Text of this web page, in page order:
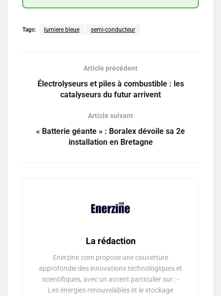
Tags: lumiere bleue semi-conducteur
Article précédent
Électrolyseurs et piles à combustible : les
catalyseurs du futur arrivent
Article suivant
« Batterie géante » : Boralex dévoile sa 2e
installation en Bretagne
La rédaction
Enerzine.com propose une couverture
approfondie des innovations technologiques et
scientifiques, avec un accent particulier sur : -
Les énergies renouvelables et le stockage